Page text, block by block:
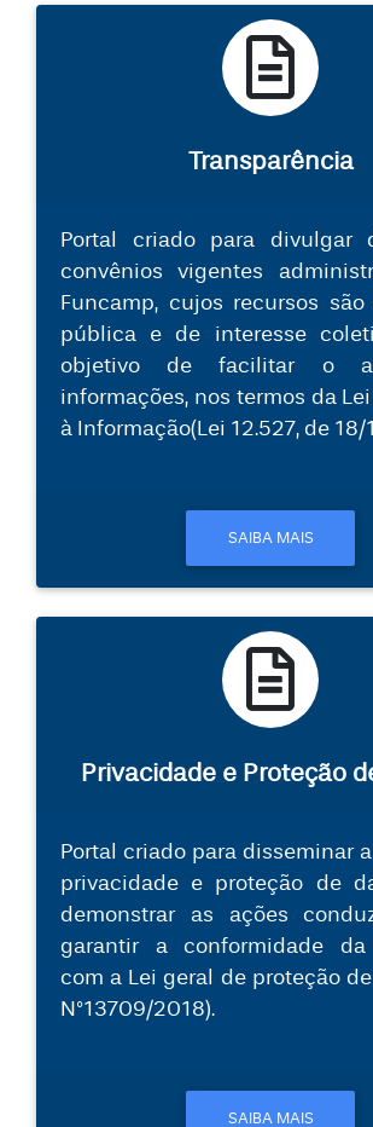
Transparência
Portal criado para divulgar
convênios vigentes
Funcamp, cujos recursos
pública e de interesse
objetivo de facilitar o
informações, nos termos da
à Informação(Lei 12.527, de 18/
SAIBA MAIS
Privacidade e Proteção
Portal criado para disseminar
privacidade e proteção de
demonstrar as ações
garantir a conformidade da
com a Lei geral de proteção
N°13709/2018).
SAIBA MAIS